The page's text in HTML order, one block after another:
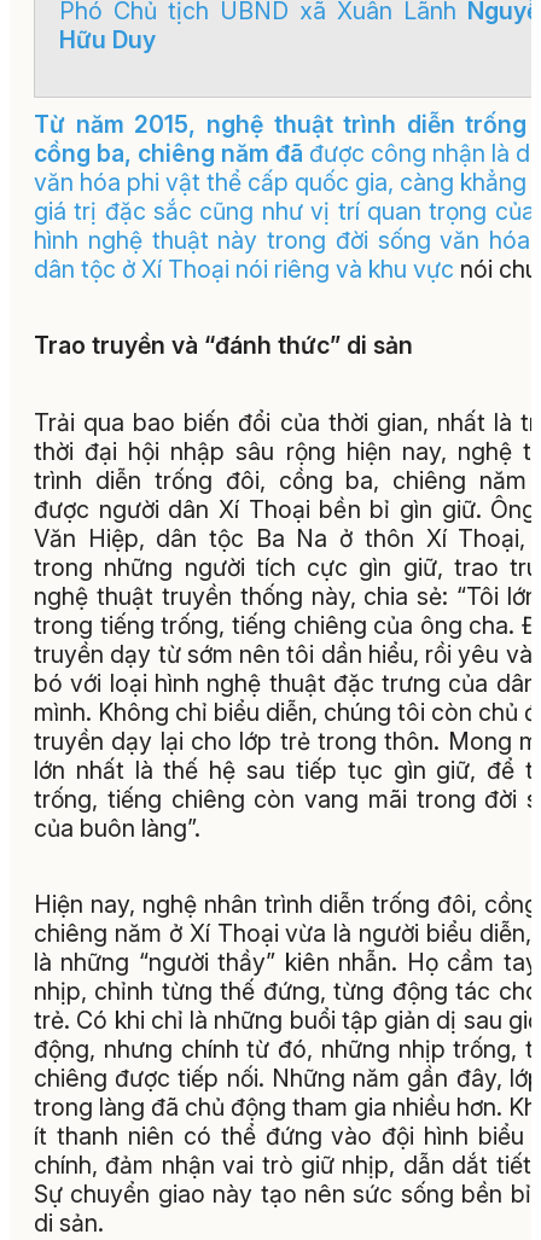
Phó Chủ tịch UBND xã Xuân Lãnh
Hữu Duy
Từ năm 2015, nghệ thuật trình diễn trống
cồng ba, chiêng năm đã được công nhận là di
văn hóa phi vật thể cấp quốc gia, càng khẳng
giá trị đặc sắc cũng như vị trí quan trọng của
hình nghệ thuật này trong đời sống văn hóa
dân tộc ở Xí Thoại nói riêng và khu vực nói
Trao truyền và “đánh thức” di sản
Trải qua bao biến đổi của thời gian, nhất là
thời đại hội nhập sâu rộng hiện nay, nghệ
trình diễn trống đôi, cồng ba, chiêng năm
được người dân Xí Thoại bền bỉ gìn giữ.
Văn Hiệp, dân tộc Ba Na ở thôn Xí Thoại,
trong những người tích cực gìn giữ, trao
nghệ thuật truyền thống này, chia sẻ: “Tôi
trong tiếng trống, tiếng chiêng của ông cha.
truyền dạy từ sớm nên tôi dần hiểu, rồi yêu và
bó với loại hình nghệ thuật đặc trưng của
mình. Không chỉ biểu diễn, chúng tôi còn chủ
truyền dạy lại cho lớp trẻ trong thôn. Mong
lớn nhất là thế hệ sau tiếp tục gìn giữ, để
trống, tiếng chiêng còn vang mãi trong đời
của buôn làng”.
Hiện nay, nghệ nhân trình diễn trống đôi,
chiêng năm ở Xí Thoại vừa là người biểu diễn,
là những “người thầy” kiên nhẫn. Họ cầm
nhịp, chỉnh từng thế đứng, từng động tác
trẻ. Có khi chỉ là những buổi tập giản dị sau
động, nhưng chính từ đó, những nhịp trống,
chiêng được tiếp nối. Những năm gần đây,
trong làng đã chủ động tham gia nhiều hơn.
ít thanh niên có thể đứng vào đội hình biểu
chính, đảm nhận vai trò giữ nhịp, dẫn dắt tiết
Sự chuyển giao này tạo nên sức sống bền bỉ
di sản.